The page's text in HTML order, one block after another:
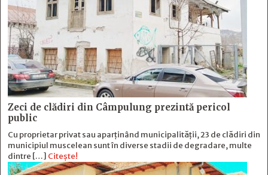
Zeci de clădiri din Câmpulung prezintă pericol
public
Cu proprietar privat sau aparținând municipalității, 23 de clădiri din
municipiul muscelean sunt în diverse stadii de degradare, multe
dintre […] Citește!